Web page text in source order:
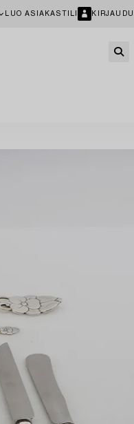
LUO ASIAKASTILI KIRJAUDU